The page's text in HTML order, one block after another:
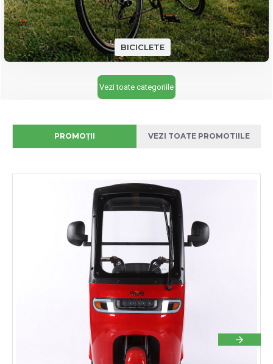
BICICLETE
Vezi toate categoriile
PROMOȚII VEZI TOATE PROMOTIILE